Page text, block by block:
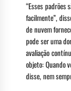
“Esses padrões
facilmente”,
de nuvem
pode ser uma
avaliação
objeto: Quando
disse, nem